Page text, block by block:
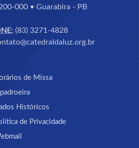
000 • Guarabira - PB
(83) 3271-4828
de Missa
Históricos
de Privacidade